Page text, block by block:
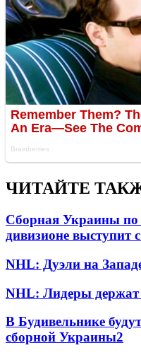
ЧИТАЙТЕ
Сборная Украины по
дивизионе выступит
NHL: Дуэли на
NHL: Лидеры
В Будивельнике
сборной Украины2